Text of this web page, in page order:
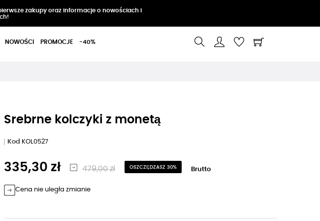
zakupy oraz informacje o nowościach i
NOWOŚCI PROMOCJE -40%
Srebrne kolczyki z monetą
Kod KOL0527
335,30 zł 479,00 zł OSZCZĘDZASZ 30% Brutto
Cena nie uległa zmianie